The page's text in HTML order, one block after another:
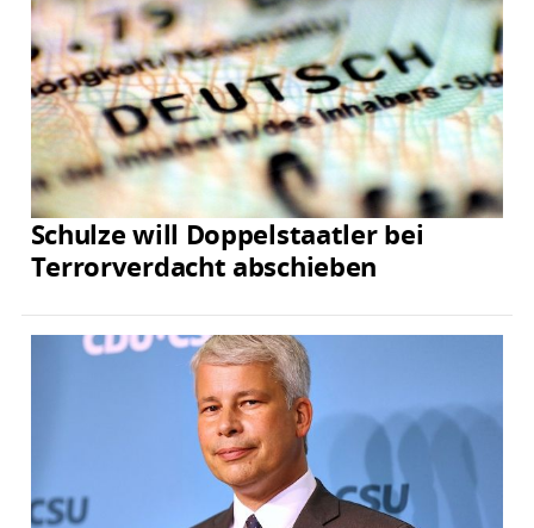
Schulze will Doppelstaatler bei
Terrorverdacht abschieben